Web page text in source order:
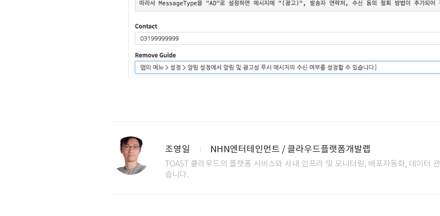
조영일 NHN엔터테인먼트 / 클라우드플랫폼개발랩
TOAST 클라우드의 플랫폼 서비스와 사내 인프라 및 모니터링, 배포자동화, 데이터
습니다.